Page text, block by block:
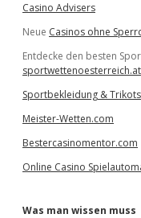
Casino Advisers
Neue Casinos ohne
Entdecke den besten
sportwettenoesterreich.at
Sportbekleidung & Trikots
Meister-Wetten.com
Bestercasinomentor.com
Online Casino
Was man wissen muss